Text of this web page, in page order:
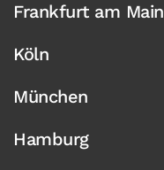
Frankfurt am Main
Köln
München
Hamburg